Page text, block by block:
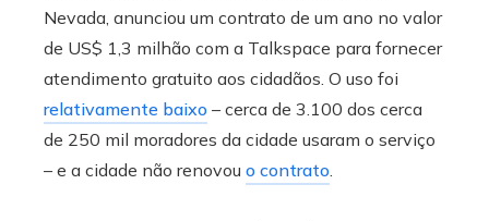
Nevada, anunciou um contrato de um ano no valor
de US$ 1,3 milhão com a Talkspace para fornecer
atendimento gratuito aos cidadãos. O uso foi
relativamente baixo – cerca de 3.100 dos cerca
de 250 mil moradores da cidade usaram o serviço
– e a cidade não renovou o contrato.